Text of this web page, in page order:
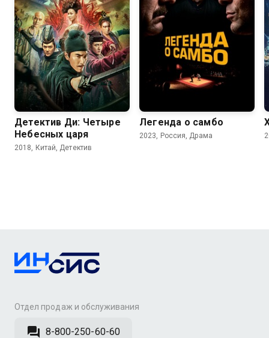
7.0 6.2
Детектив Ди: Четыре
Небесных царя
2018, Китай, Детектив
Легенда о самбо
2023, Россия, Драма
Отдел продаж и обслуживания
8-800-250-60-60